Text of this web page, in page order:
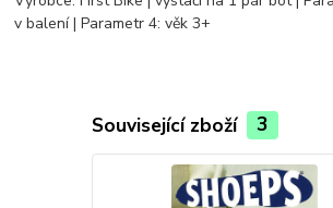
v balení | Parametr 4: věk 3+
Související zboží 3